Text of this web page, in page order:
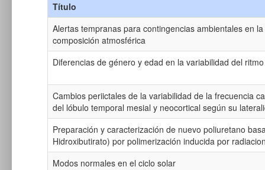
Título
Alertas tempranas para contingencias ambientales en
composición atmosférica
Diferencias de género y edad en la variabilidad del
Cambios periictales de la variabilidad de la frecuencia
del lóbulo temporal mesial y neocortical según su
Preparación y caracterización de nuevo poliuretano
Hidroxibutirato) por polimerización inducida por
Modos normales en el ciclo solar